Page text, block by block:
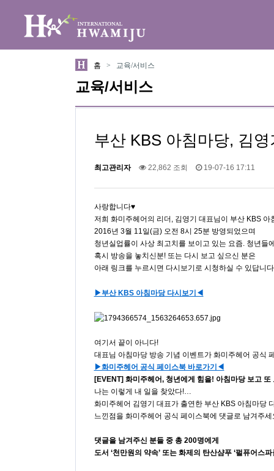
하위분류
홈 > 교육/서비스
교육/서비스
부산 KBS 아침마당, 김
최고관리자 22,862 조회 19-07-16 17:11
사랑합니다♥
저희 화미주헤어의 리더, 김영기 대표님이 부산 KBS 아
2016년 3월 11일(금) 오전 8시 25분 방영되었으며
청년실업률이 사상 최고치를 보이고 있는 요즘. 청년
혹시 방송을 놓치신분! 또는 다시 보고 싶으신 분은
아래 링크를 누르시면 다시보기로 시청하실 수 있답니
▶부산 KBS 아침마당 다시보기◀
여기서 끝이 아니다!
대표님 아침마당 방송 기념 이벤트가 화미주헤어 공식
▶화미주헤어 공식 페이스북 바로가기◀
[EVENT] 화미주헤어, 청년에게 힘을! 아침마당 보고 또
나는 이렇게 내 일을 찾았다!…
화미주헤어 김영기 대표가 출연한 부산 KBS 아침마당
느낀점을 화미주헤어 공식 페이스북에 댓글로 남겨주세
댓글을 남겨주신 분들 중 총 200명에게
도서 ‘천만원의 약속’ 또는 화제의 탄산샴푸 ‘펄퓨어스